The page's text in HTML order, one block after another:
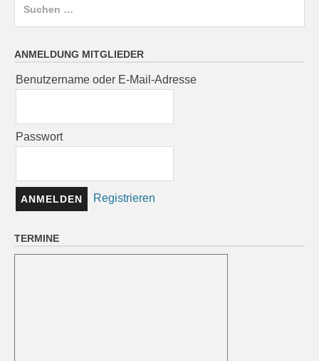
ANMELDUNG MITGLIEDER
Benutzername oder E-Mail-Adresse
Passwort
Registrieren
TERMINE